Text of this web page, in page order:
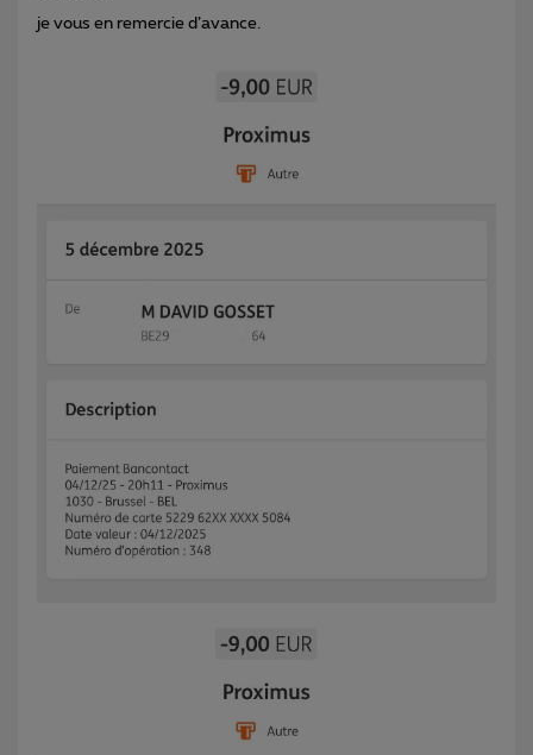
je vous en remercie d’avance.